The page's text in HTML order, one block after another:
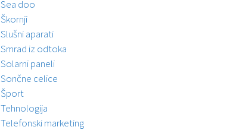
Sea doo
Škornji
Slušni aparati
Smrad iz odtoka
Solarni paneli
Sončne celice
Šport
Tehnologija
Telefonski marketing